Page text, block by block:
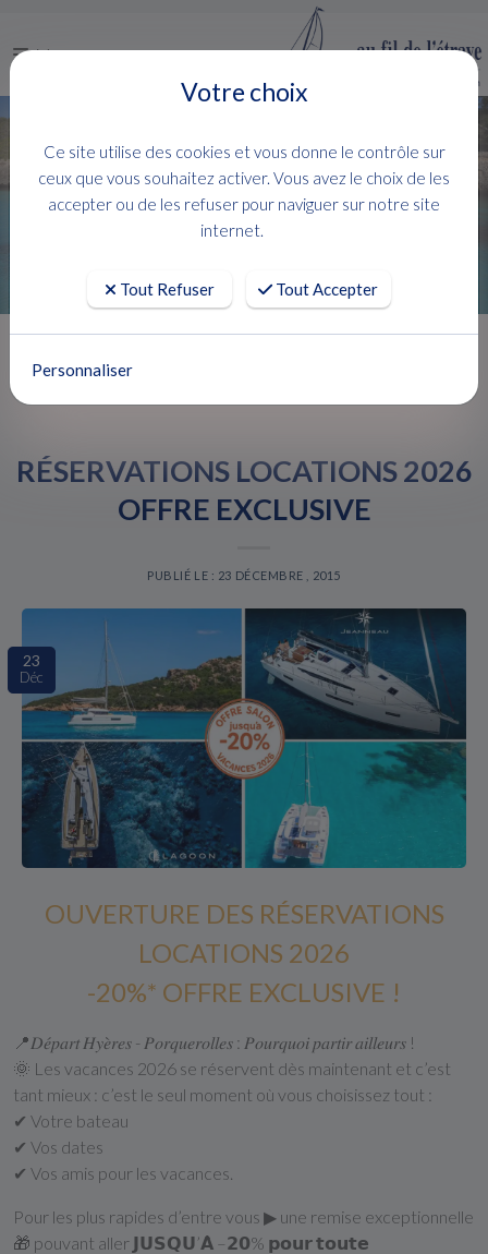
Menu
RÉSERVATIONS LOCATIONS 2026 OFFRE EXCLUSIVE
RÉSERVATIONS LOCATIONS 2026
OFFRE EXCLUSIVE
PUBLIÉ LE : 23 DÉCEMBRE , 2015
23
Déc
OUVERTURE DES RÉSERVATIONS
LOCATIONS 2026
-20%* OFFRE EXCLUSIVE !
📍𝐷𝑒́𝑝𝑎𝑟𝑡 𝐻𝑦𝑒̀𝑟𝑒𝑠 - 𝑃𝑜𝑟𝑞𝑢𝑒𝑟𝑜𝑙𝑙𝑒𝑠 : 𝑃𝑜𝑢𝑟𝑞𝑢𝑜𝑖 𝑝𝑎𝑟𝑡𝑖𝑟 𝑎𝑖𝑙𝑙𝑒𝑢𝑟𝑠 !
🌞 Les vacances 2026 se réservent dès maintenant et c’est
tant mieux : c’est le seul moment où vous choisissez tout :
✔ Votre bateau
✔ Vos dates
✔ Vos amis pour les vacances.
Pour les plus rapides d’entre vous ▶ une remise exceptionnelle
🎁 pouvant aller 𝗝𝗨𝗦𝗤𝗨’𝗔̀ –𝟮𝟬% 𝗽𝗼𝘂𝗿 𝘁𝗼𝘂𝘁𝗲
Votre choix
Ce site utilise des cookies et vous donne le contrôle sur
ceux que vous souhaitez activer. Vous avez le choix de les
accepter ou de les refuser pour naviguer sur notre site
internet.
Tout Refuser Tout Accepter
Personnaliser